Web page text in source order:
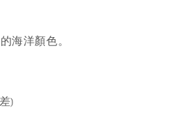
海洋顏色。
)